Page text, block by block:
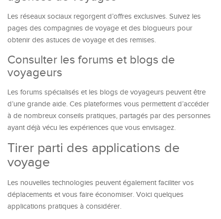
Les réseaux sociaux regorgent d’offres exclusives. Suivez les
pages des compagnies de voyage et des blogueurs pour
obtenir des astuces de voyage et des remises.
Consulter les forums et blogs de
voyageurs
Les forums spécialisés et les blogs de voyageurs peuvent être
d’une grande aide. Ces plateformes vous permettent d’accéder
à de nombreux conseils pratiques, partagés par des personnes
ayant déjà vécu les expériences que vous envisagez.
Tirer parti des applications de
voyage
Les nouvelles technologies peuvent également faciliter vos
déplacements et vous faire économiser. Voici quelques
applications pratiques à considérer.